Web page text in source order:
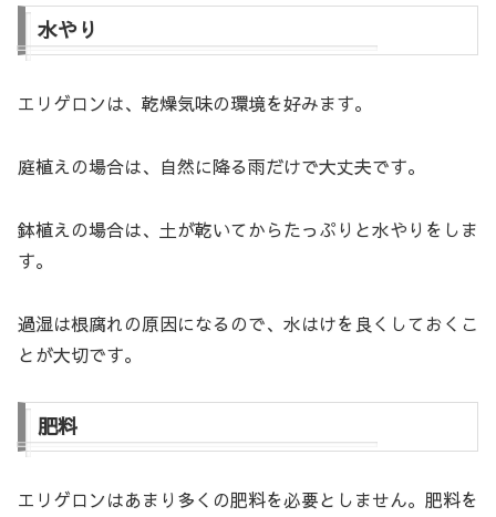
水やり
エリゲロンは、乾燥気味の環境を好みます。
庭植えの場合は、自然に降る雨だけで大丈夫です。
鉢植えの場合は、土が乾いてからたっぷりと水やりをしま
す。
過湿は根腐れの原因になるので、水はけを良くしておくこ
とが大切です。
肥料
エリゲロンはあまり多くの肥料を必要としません。肥料を